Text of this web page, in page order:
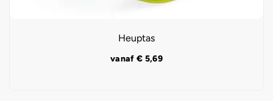
Heuptas
vanaf € 5,69